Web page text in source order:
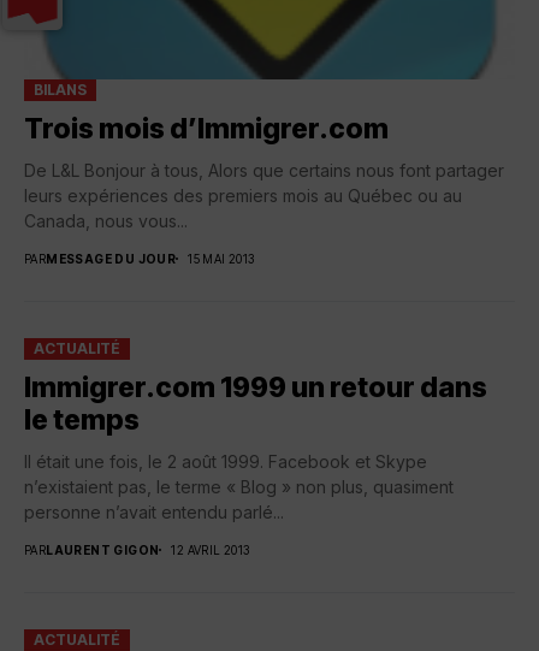
BILANS
Trois mois d’Immigrer.com
De L&L Bonjour à tous, Alors que certains nous font partager
leurs expériences des premiers mois au Québec ou au
Canada, nous vous...
PARMESSAGE DU JOUR 15 MAI 2013
ACTUALITÉ
Immigrer.com 1999 un retour dans
le temps
Il était une fois, le 2 août 1999. Facebook et Skype
n’existaient pas, le terme « Blog » non plus, quasiment
personne n’avait entendu parlé...
PAR LAURENT GIGON 12 AVRIL 2013
ACTUALITÉ